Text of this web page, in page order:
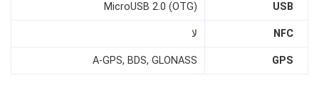
USB
MicroUSB 2.0 (OTG)
NFC لا
GPS
A-GPS, BDS, GLONASS